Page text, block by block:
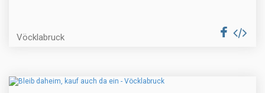
Vöcklabruck